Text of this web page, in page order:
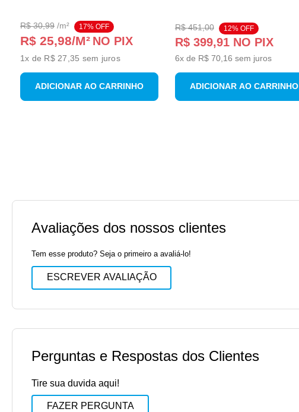
R$ 30,99/m² 17% OFF
R$ 25,98/M² NO PIX
1x de R$ 27,35 sem juros
ADICIONAR AO CARRINHO
R$ 451,00 12% OFF
R$ 399,91NO PIX
6x de R$ 70, 16 sem juros
ADICIONAR AO CARRINHO
Avaliações dos nossos clientes
Tem esse produto? Seja o primeiro a avaliá-lo!
ESCREVER AVALIAÇÃO
Perguntas e Respostas dos Clientes
Tire sua duvida aqui!
FAZER PERGUNTA